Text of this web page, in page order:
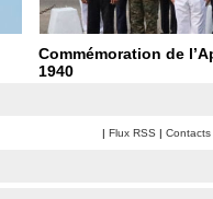
Commémoration de
1940
| Flux RSS | Contacts